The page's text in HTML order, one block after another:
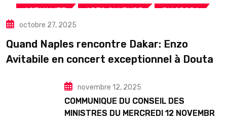
ACTUALITE ART& CULTURE DIASPORA
TOURISME
octobre 27, 2025
Quand Naples rencontre Dakar: Enzo
Avitabile en concert exceptionnel à Douta
novembre 12, 2025
COMMUNIQUE DU CONSEIL DES
MINISTRES DU MERCREDI 12 NOVEMBRE